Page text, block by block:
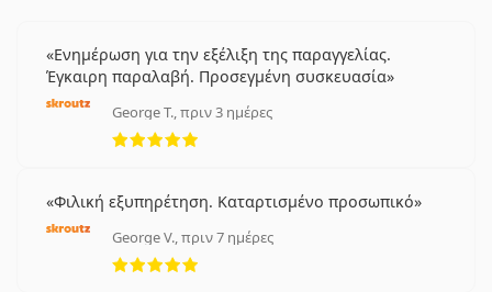
Ενημέρωση για την εξέλιξη της παραγγελίας.
Έγκαιρη παραλαβή. Προσεγμένη συσκευασία
George T., πριν 3 ημέρες
5 αξιολογήσεις από 5
Φιλική εξυπηρέτηση. Καταρτισμένο προσωπικό
George V., πριν 7 ημέρες
5 αξιολογήσεις από 5